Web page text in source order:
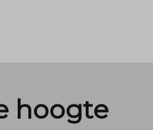
hoogte